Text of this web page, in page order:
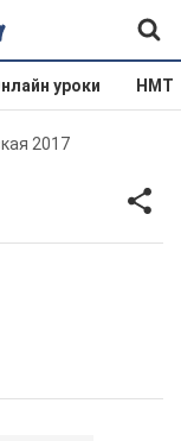
уроки НМТ
2017